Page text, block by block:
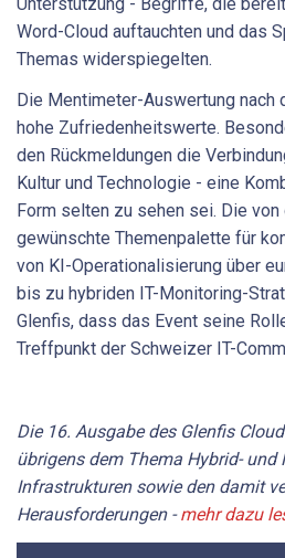
Word-Cloud auftauchten und das
Themas widerspiegelten.
Die Mentimeter-Auswertung nach
hohe Zufriedenheitswerte.
den Rückmeldungen die
Kultur und Technologie - eine
Form selten zu sehen sei. Die von
gewünschte Themenpalette für
von KI-Operationalisierung über
bis zu hybriden IT-Monitoring-
Glenfis, dass das Event seine
Treffpunkt der Schweizer IT-
Die 16. Ausgabe des Glenfis
übrigens dem Thema Hybrid- und
Infrastrukturen sowie den damit
Herausforderungen -mehr dazu